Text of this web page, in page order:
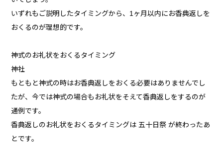
いずれもご説明したタイミングから、1ヶ月以内にお香典返しを
おくるのが理想的です。
神式のお礼状をおくるタイミング
神社
もともと神式の時はお香典返しをおくる必要はありませんでし
たが、今では神式の場合もお礼状をそえて香典返しをするのが
通例です。
香典返しのお礼状をおくるタイミングは 五十日祭 が終わったあ
とです。